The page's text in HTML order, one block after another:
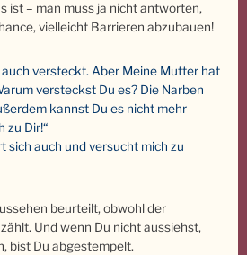
ist – man muss ja nicht antworten,
vielleicht Barrieren abzubauen!
versteckt. Aber Meine Mutter hat
versteckst Du es? Die Narben
kannst Du es nicht mehr
zu Dir!“
sich auch und versucht mich zu
beurteilt, obwohl der
Und wenn Du nicht aussiehst,
bist Du abgestempelt.